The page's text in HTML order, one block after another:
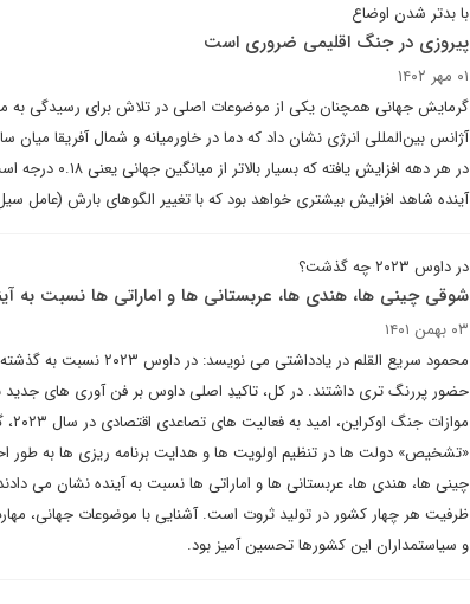
با بدتر شدن اوضاع
پیروزی در جنگ اقلیمی ضروری است
۰۱ مهر ۱۴۰۲
گرمایش جهانی همچنان یکی از موضوعات اصلی در تلاش برای رسیدگی به
در هر دهه
آینده شاهد افزایش بیشتری خواهد بود که با تغییر الگوهای بارش (عامل
در داوس ۲۰۲۳ چه گذشت؟
شوقی چینی ها، هندی ها، عربستانی ها و اماراتی ها نسبت به
۰۳ بهمن ۱۴۰۱
محمود سریع القلم در
حضور پررنگ تری داشتند. در کل، تاکیدِ اصلی داوس بر فن آوری های
«تشخیص» دولت ها در تنظیم اولویت ها و هدایت برنامه ریزی ها به طور
چینی ها، هندی ها، عربستانی ها و اماراتی ها نسبت به آینده نشان می
ظرفیت هر چهار کشور در تولید ثروت است. آشنایی با موضوعات جهانی،
و سیاستمداران این کشورها تحسین آمیز بود.